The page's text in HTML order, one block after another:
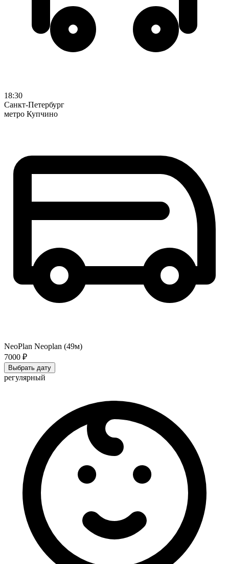
18:30
Санкт-Петербург
метро Купчино
NeoPlan Neoplan (49м)
7000 ₽
Выбрать дату
регулярный